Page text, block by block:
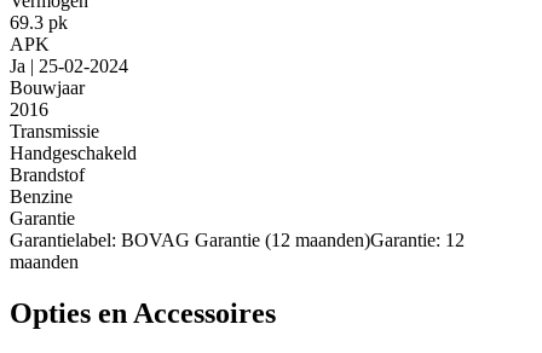
69.3 pk
APK
Ja | 25-02-2024
Bouwjaar
2016
Transmissie
Handgeschakeld
Brandstof
Benzine
Garantie
Garantielabel: BOVAG Garantie (12 maanden)Garantie: 12
maanden
Opties en Accessoires